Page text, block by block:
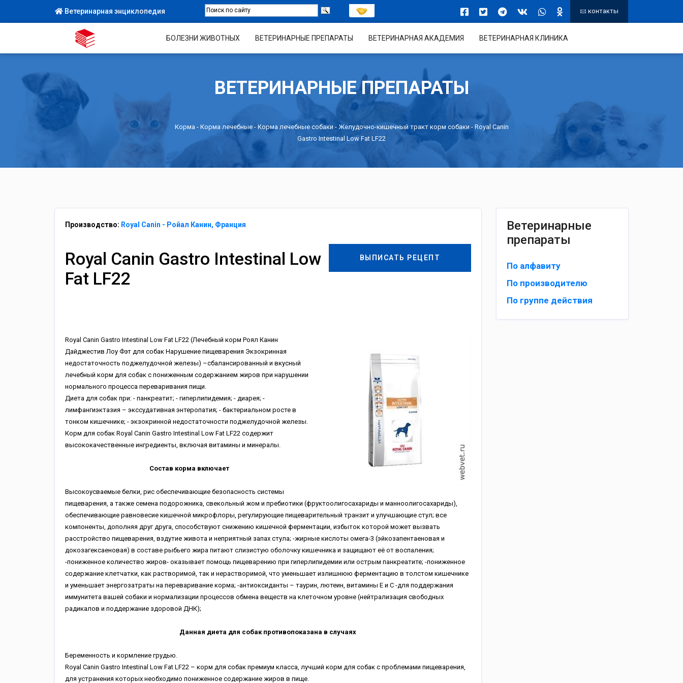
Ветеринарная энциклопедия контакты
БОЛЕЗНИ ЖИВОТНЫХ ВЕТЕРИНАРНЫЕ ПРЕПАРАТЫ ВЕТЕРИНАРНАЯ АКАДЕМИЯ ВЕТЕРИНАРНАЯ КЛИНИКА
ВЕТЕРИНАРНЫЕ ПРЕПАРАТЫ
Корма - Корма лечебные- Корма лечебные собаки - Желудочно-кишечный тракт корм собаки - Royal Canin
Gastro Intestinal Low Fat LF22
Ветеринарные
препараты
По алфавиту
По производителю
По группе действия
Производство: Royal Canin - Ройал Канин, Франция
ВЫПИСАТЬ РЕЦЕПТ
Royal Canin Gastro Intestinal Low
Fat LF22
Royal Canin Gastro Intestinal Low Fat LF22 (Лечебный корм Роял Канин
Дайджестив Лоу Фэт для собак Нарушение пищеварения Экзокринная
недостаточность поджелудочной железы) –сбалансированный и вкусный
лечебный корм для собак с пониженным содержанием жиров при нарушении
нормального процесса переваривания пищи.
Диета для собак при: - панкреатит; - гиперлипидемия; - диарея; -
лимфангиэктазия – экссудативная энтеропатия; - бактериальном росте в
тонком кишечнике; - экзокринной недостаточности поджелудочной железы.
Корм для собак Royal Canin Gastro Intestinal Low Fat LF22 содержит
высококачественные ингредиенты, включая витамины и минералы.
Состав корма включает
Высокоусваемые белки, рис обеспечивающие безопасность системы
пищеварения, а также семена подорожника, свекольный жом и пребиотики (фруктоолигосахариды и манноолигосахариды),
обеспечивающие равновесие кишечной микрофлоры, регулирующие пищеварительный транзит и улучшающие стул; все
компоненты, дополняя друг друга, способствуют снижению кишечной ферментации, избыток которой может вызвать
расстройство пищеварения, вздутие живота и неприятный запах стула; -жирные кислоты омега-3 (эйкозапентаеновая и
докозагексаеновая) в составе рыбьего жира питают слизистую оболочку кишечника и защищают её от воспаления;
-пониженное количество жиров- оказывает помощь пищеварению при гиперлипидемии или острым панкреатите; -пониженное
содержание клетчатки, как растворимой, так и нерастворимой, что уменьшает излишнюю ферментацию в толстом кишечнике
и уменьшает энергозатраты на переваривание корма; -антиоксиданты – таурин, лютеин, витамины Е и С -для поддержания
иммунитета вашей собаки и нормализации процессов обмена веществ на клеточном уровне (нейтрализация свободных
радикалов и поддержание здоровой ДНК);
Данная диета для собак противопоказана в случаях
Беременность и кормление грудью.
Royal Canin Gastro Intestinal Low Fat LF22 – корм для собак премиум класса, лучший корм для собак с проблемами пищеварения,
для устранения которых необходимо пониженное содержание жиров в пище.